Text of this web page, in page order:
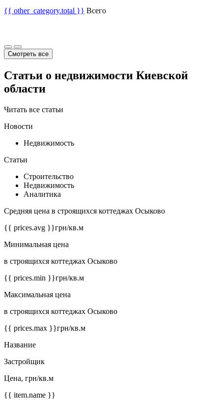
{{ other_category.total }} Всего
Смотреть все
Статьи о недвижимости Киевской
области
Читать все статьи
Новости
Недвижимость
Статьи
Строительство
Недвижимость
Аналитика
Средняя цена в строящихся коттеджах Осыково
{{ prices.avg }}грн/кв.м
Минимальная цена
в строящихся коттеджах Осыково
{{ prices.min }}грн/кв.м
Максимальная цена
в строящихся коттеджах Осыково
{{ prices.max }}грн/кв.м
Название
Застройщик
Цена, грн/кв.м
{{ item.name }}